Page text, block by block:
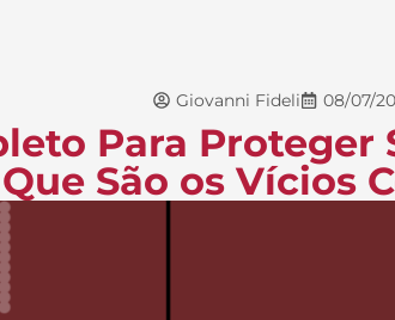
Giovanni Fideli 08/07/
Para Proteger
São os Vícios